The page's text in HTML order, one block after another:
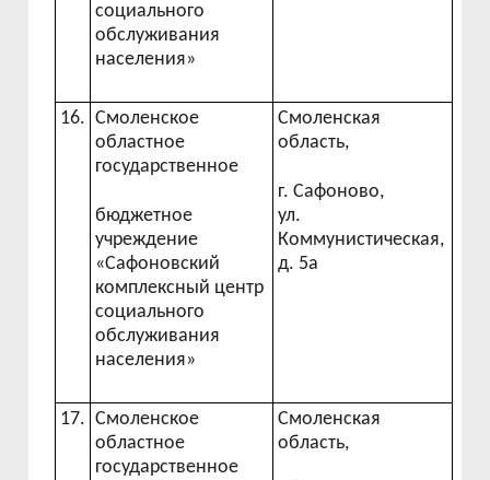
социального
обслуживания
населения»
16. Смоленское
областное
государственное
бюджетное
учреждение
«Сафоновский
комплексный центр
социального
обслуживания
населения»
Смоленская
область,
г. Сафоново,
ул.
Коммунистическая,
д. 5а
17. Смоленское
областное
государственное
Смоленская
область,